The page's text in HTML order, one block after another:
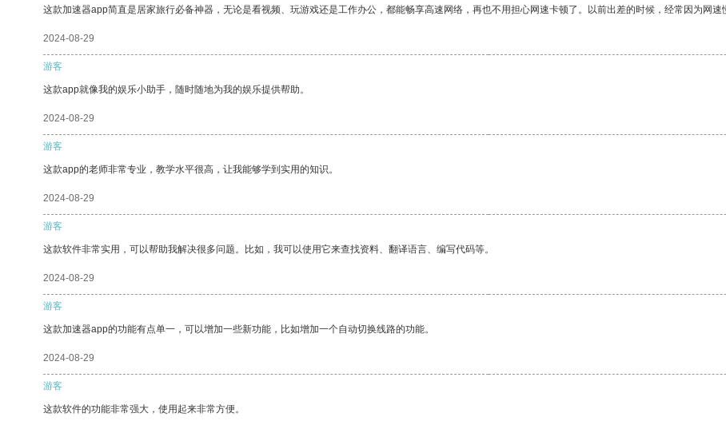
这款加速器app简直是居家旅行必备神器，无论是看视频、玩游戏还是工作办公，都能畅享高速网络，再也不用担心网速卡顿了。以前出差的时候，经常因为网
2024-08-29
游客
这款app就像我的娱乐小助手，随时随地为我的娱乐提供帮助。
2024-08-29
游客
这款app的老师非常专业，教学水平很高，让我能够学到实用的知识。
2024-08-29
游客
这款软件非常实用，可以帮助我解决很多问题。比如，我可以使用它来查找资料、翻译语言、编写代码等。
2024-08-29
游客
这款加速器app的功能有点单一，可以增加一些新功能，比如增加一个自动切换线路的功能。
2024-08-29
游客
这款软件的功能非常强大，使用起来非常方便。